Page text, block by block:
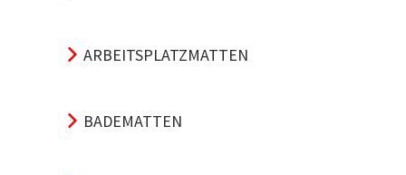
ARBEITSPLATZMATTEN
BADEMATTEN